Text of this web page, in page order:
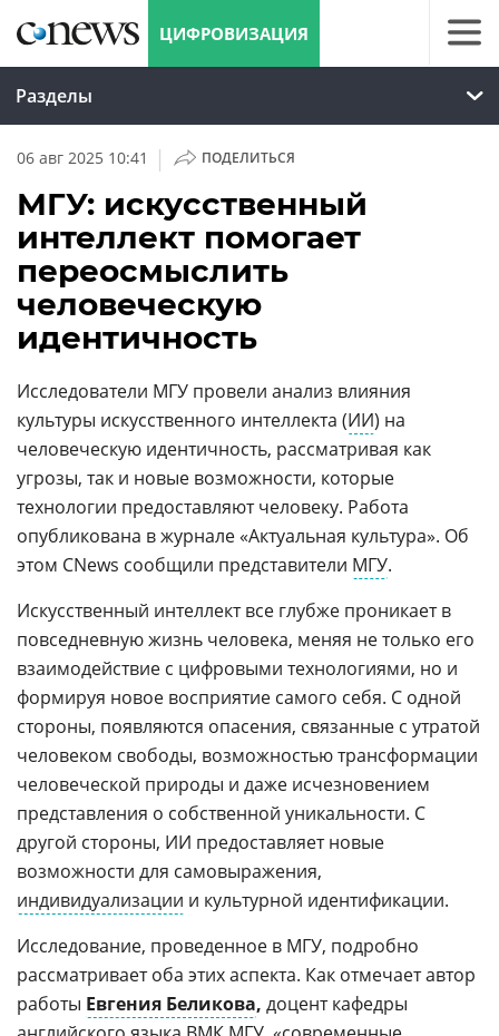
ЦИФРОВИЗАЦИЯ
Разделы
06 авг 2025 10:41 | ПОДЕЛИТЬСЯ
МГУ: искусственный
интеллект помогает
переосмыслить
человеческую
идентичность
Исследователи МГУ провели анализ влияния
культуры искусственного интеллекта (ИИ) на
человеческую идентичность, рассматривая как
угрозы, так и новые возможности, которые
технологии предоставляют человеку. Работа
опубликована в журнале «Актуальная культура». Об
этом CNews сообщили представители МГУ.
Искусственный интеллект все глубже проникает в
повседневную жизнь человека, меняя не только его
взаимодействие с цифровыми технологиями, но и
формируя новое восприятие самого себя. С одной
стороны, появляются опасения, связанные с утратой
человеком свободы, возможностью трансформации
человеческой природы и даже исчезновением
представления о собственной уникальности. С
другой стороны, ИИ предоставляет новые
возможности для самовыражения,
индивидуализации и культурной идентификации.
Исследование, проведенное в МГУ, подробно
рассматривает оба этих аспекта. Как отмечает автор
работы Евгения Беликова, доцент кафедры